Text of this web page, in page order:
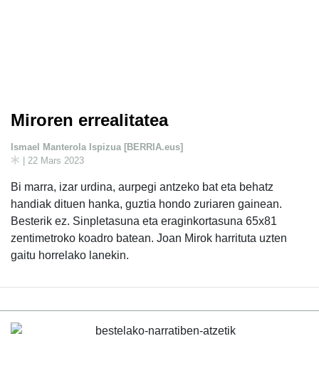
Miroren errealitatea
Ismael Manterola Ispizua [BERRIA.eus]
| 22 Mars 2023
Bi marra, izar urdina, aurpegi antzeko bat eta behatz
handiak dituen hanka, guztia hondo zuriaren gainean.
Besterik ez. Sinpletasuna eta eraginkortasuna 65x81
zentimetroko koadro batean. Joan Mirok harrituta uzten
gaitu horrelako lanekin.